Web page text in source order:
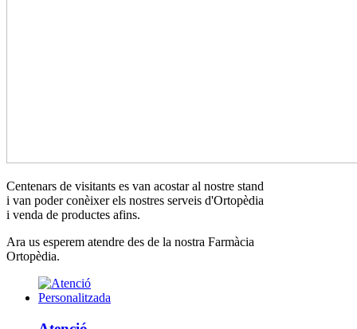
Centenars de visitants es van acostar al nostre stand
i van poder conèixer els nostres serveis d'Ortopèdia
i venda de productes afins.
Ara us esperem atendre des de la nostra Farmàcia
Ortopèdia.